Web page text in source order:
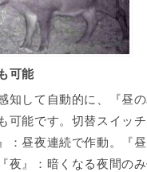
可能
知して自動的に、『昼の
可能です。切替スイッ
：昼夜連続で作動。『
夜』：暗くなる夜間のみ